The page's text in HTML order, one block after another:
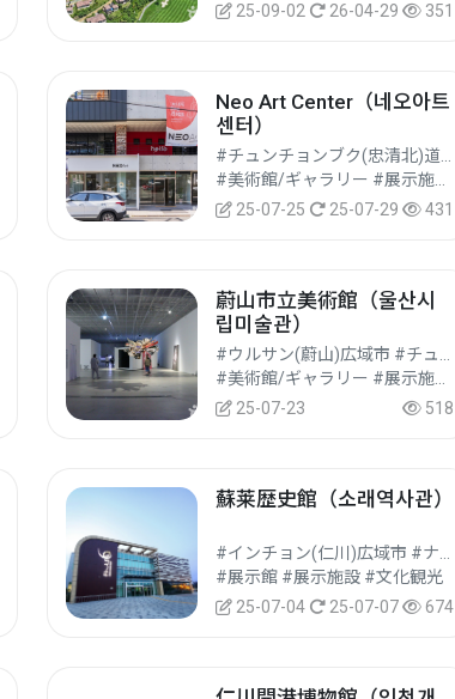
25-09-02
26-04-29 351
Neo Art Center（네오아트
센터）
25-07-25
25-07-29 431
蔚山市立美術館（울산시
립미술관）
25-07-23
518
蘇莱歴史館（소래역사관）
#展示館 #展示施設 #文化観光
25-07-04
25-07-07 674